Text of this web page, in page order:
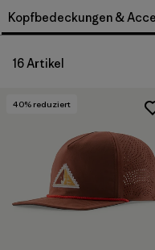
Filter by
Sport
Kopfbedeckungen &
16 Artikel
40% reduziert